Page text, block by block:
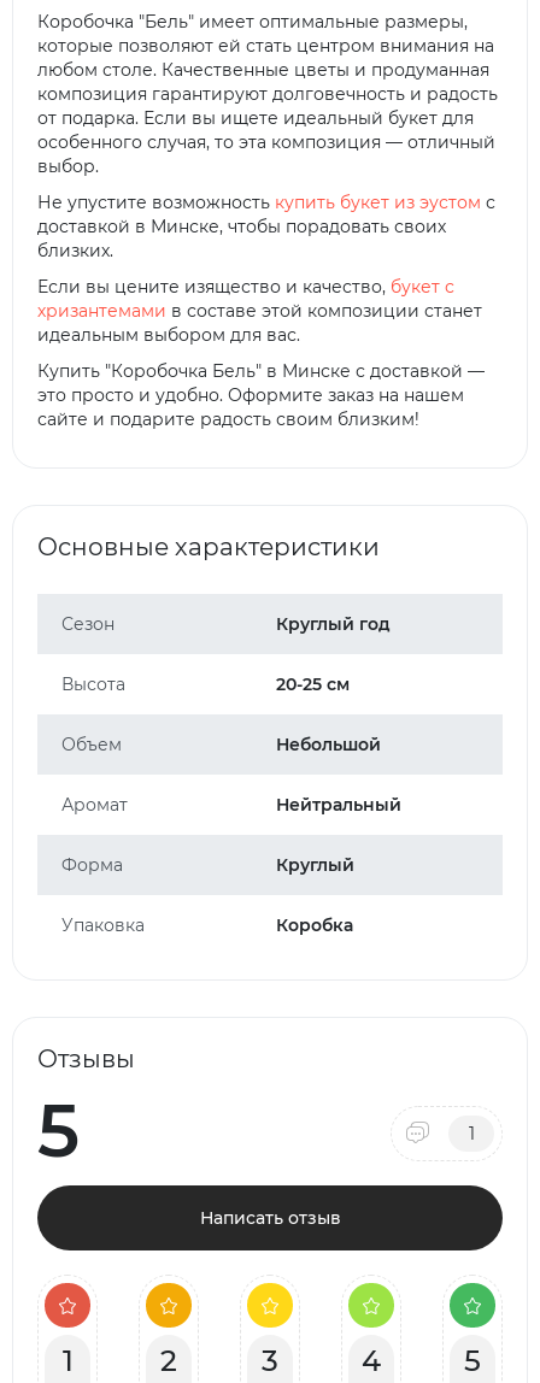
Коробочка "Бель" имеет оптимальные размеры,
которые позволяют ей стать центром внимания на
любом столе. Качественные цветы и продуманная
композиция гарантируют долговечность и радость
от подарка. Если вы ищете идеальный букет для
особенного случая, то эта композиция — отличный
выбор.
Не упустите возможность купить букет из эустом с
доставкой в Минске, чтобы порадовать своих
близких.
Если вы цените изящество и качество, букет с
хризантемами в составе этой композиции станет
идеальным выбором для вас.
Купить "Коробочка Бель" в Минске с доставкой —
это просто и удобно. Оформите заказ на нашем
сайте и подарите радость своим близким!
Основные характеристики
Сезон Круглый год
Высота 20-25 см
Объем Небольшой
Аромат Нейтральный
Форма Круглый
Упаковка Коробка
Отзывы
5 1
Написать отзыв
1 2 3 4 5